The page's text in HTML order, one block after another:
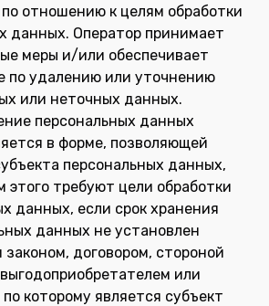
по отношению к целям обработки
данных. Оператор принимает
меры и/или обеспечивает
по удалению или уточнению
или неточных данных.
персональных данных
в форме, позволяющей
персональных данных,
этого требуют цели обработки
данных, если срок хранения
данных не установлен
договором, стороной
выгодоприобретателем или
которому является субъект